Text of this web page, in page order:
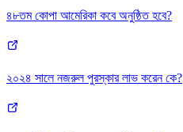
৪৮তম কোপা আমেরিকা কবে অনুষ্ঠিত হবে?
২০২৪ সালে নজরুল পুরস্কার লাভ করেন কে?